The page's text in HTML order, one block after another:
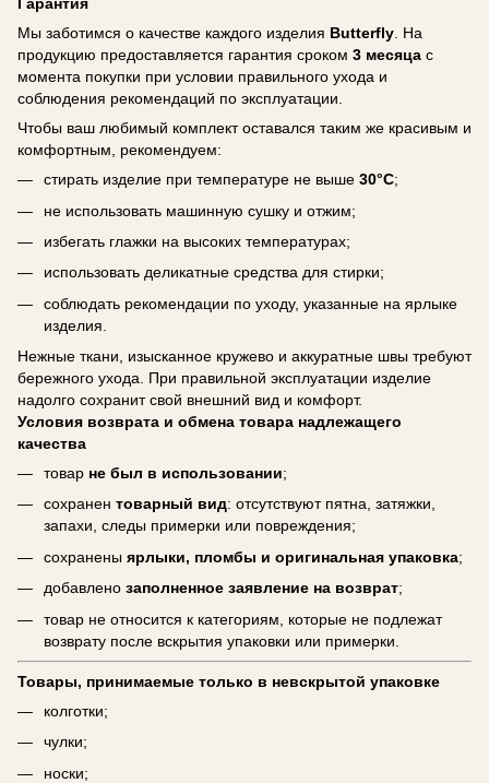
Мы заботимся о качестве каждого изделия Butterfly . На
продукцию предоставляется гарантия сроком 3 месяца с
момента покупки при условии правильного ухода и
соблюдения рекомендаций по эксплуатации.
Чтобы ваш любимый комплект оставался таким же красивым и
комфортным, рекомендуем:
стирать изделие при температуре не выше 30°C;
не использовать машинную сушку и отжим;
избегать глажки на высоких температурах;
использовать деликатные средства для стирки;
соблюдать рекомендации по уходу, указанные на ярлыке
изделия.
Нежные ткани, изысканное кружево и аккуратные швы требуют
бережного ухода. При правильной эксплуатации изделие
надолго сохранит свой внешний вид и комфорт.
Условия возврата и обмена товара надлежащего
качества
товар не был в использовании;
сохранен товарный вид: отсутствуют пятна, затяжки,
запахи, следы примерки или повреждения;
сохранены ярлыки, пломбы и оригинальная упаковка;
добавлено заполненное заявление на возврат;
товар не относится к категориям, которые не подлежат
возврату после вскрытия упаковки или примерки.
Товары, принимаемые только в невскрытой упаковке
колготки;
чулки;
носки;